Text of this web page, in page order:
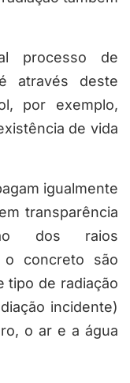
processo de
através deste
por exemplo,
de vida
igualmente
transparência
dos raios
o concreto são
tipo de radiação
incidente)
o ar e a água